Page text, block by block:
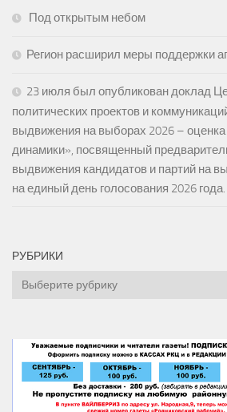
Под открытым небом
Регион расширил меры поддержки
23 июля был опубликован доклад
политических проектов и
выдвижения на выборах 2026 –
динамики», посвященный
выдвижения кандидатов и партий на
на единый день голосования 2026 года.
РУБРИКИ
Рубрики